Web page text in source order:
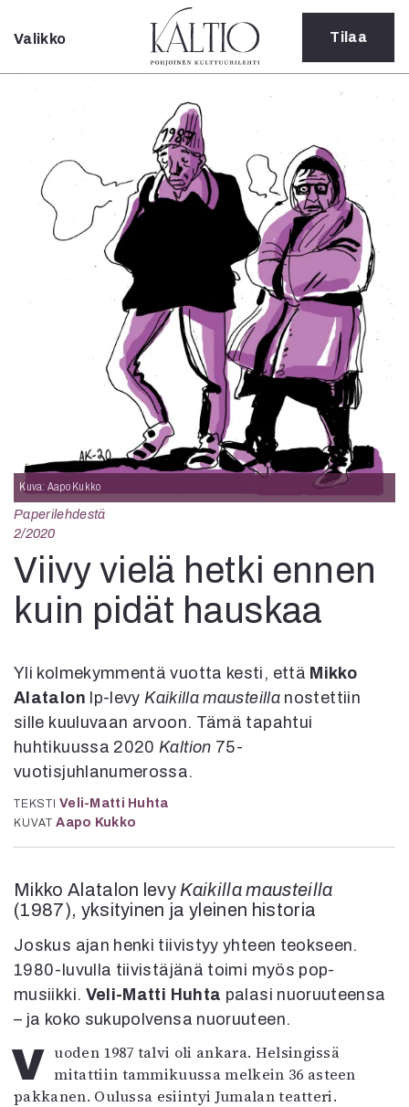
Sulje
Kategoriat
Verkkoartikkeli
Teatteri
Tanssi
Tanssi
Pääkirjoitus
Paperilehdestä
Oulu2026
Näyttelyt
Musiikki
Levyt
Kuvataide
Kirjat
In English
Esitystaide
4/2026
2–3/2026
1/2026
6/2025
5/2025
Lehtiarkisto
Info
Tilaus ja irtonumerot
Valikko Tilaa
Kuva: Aapo Kukko
Paperilehdestä
2/2020
Viivy vielä hetki ennen
kuin pidät hauskaa
Yli kolmekymmentä vuotta kesti, että Mikko
Alatalon lp-levy Kaikilla mausteillanostettiin
sille kuuluvaan arvoon. Tämä tapahtui
huhtikuussa 2020 Kaltion 75-
vuotisjuhlanumerossa.
TEKSTI Veli-Matti Huhta
KUVAT Aapo Kukko
Mikko Alatalon levy Kaikilla mausteilla
(1987), yksityinen ja yleinen historia
Joskus ajan henki tiivistyy yhteen teokseen.
1980-luvulla tiivistäjänä toimi myös pop-
musiikki. Veli-Matti Huhta palasi nuoruuteensa
– ja koko sukupolvensa nuoruuteen.
Vuoden 1987 talvi oli ankara. Helsingissä mitattiin tammikuussa melkein 36 asteen
pakkanen. Oulussa esiintyi Jumalan teatteri.